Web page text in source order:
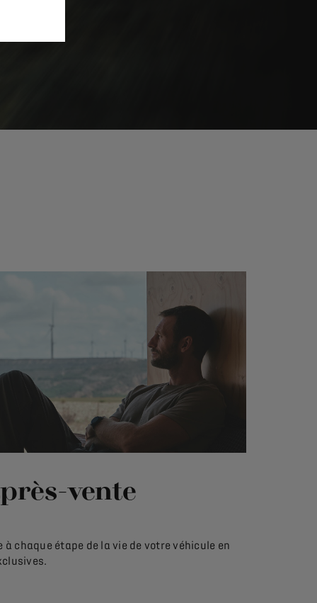
vente
à chaque étape de la vie de votre véhicule en